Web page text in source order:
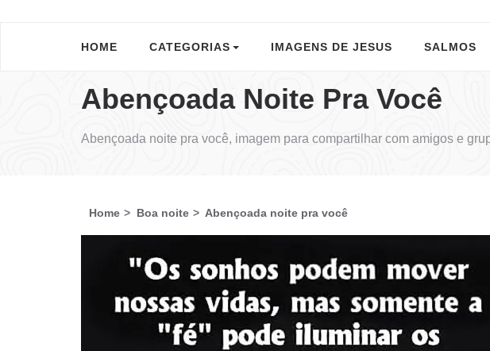
HOME CATEGORIAS IMAGENS DE JESUS SALMOS
Abençoada Noite Pra Você
Abençoada noite pra você, imagem para compartilhar com amigos e
Home Boa noite Abençoada noite pra você